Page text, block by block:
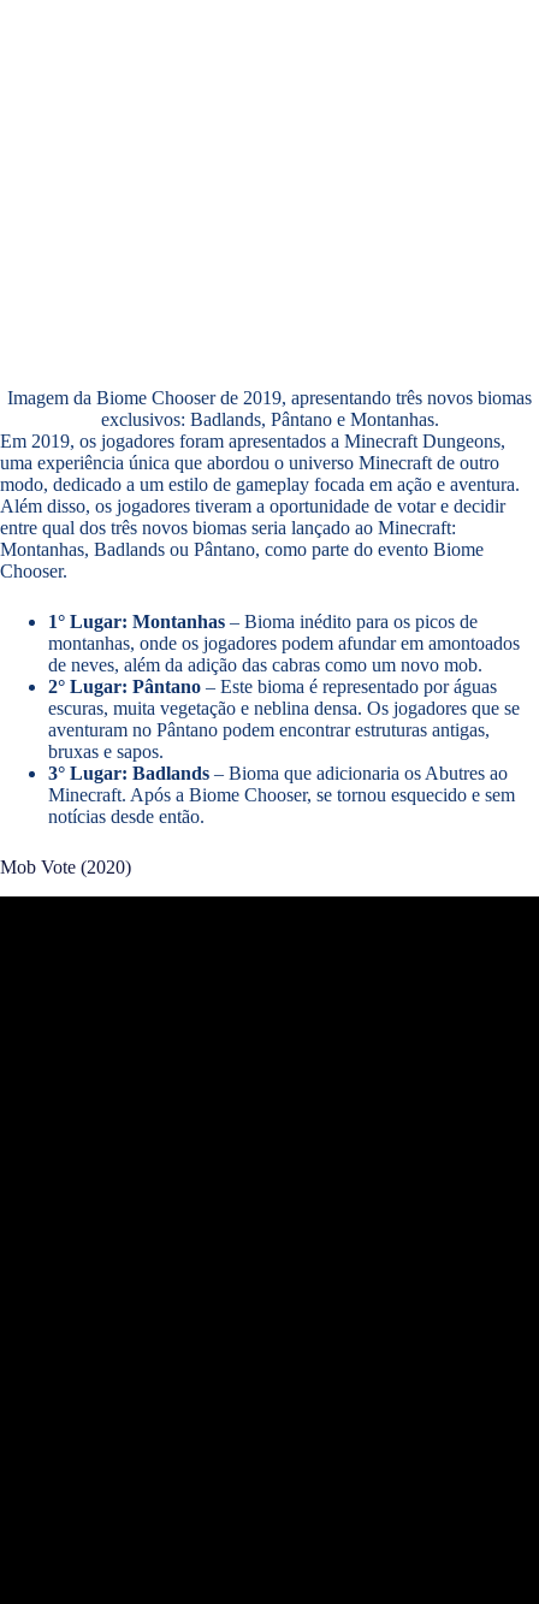
Imagem da Biome Chooser de 2019, apresentando três novos biomas
exclusivos: Badlands, Pântano e Montanhas.
Em 2019, os jogadores foram apresentados a Minecraft Dungeons,
uma experiência única que abordou o universo Minecraft de outro
modo, dedicado a um estilo de gameplay focada em ação e aventura.
Além disso, os jogadores tiveram a oportunidade de votar e decidir
entre qual dos três novos biomas seria lançado ao Minecraft:
Montanhas, Badlands ou Pântano, como parte do evento Biome
Chooser.
1° Lugar: Montanhas – Bioma inédito para os picos de
montanhas, onde os jogadores podem afundar em amontoados
de neves, além da adição das cabras como um novo mob.
2° Lugar: Pântano – Este bioma é representado por águas
escuras, muita vegetação e neblina densa. Os jogadores que se
aventuram no Pântano podem encontrar estruturas antigas,
bruxas e sapos.
3° Lugar: Badlands – Bioma que adicionaria os Abutres ao
Minecraft. Após a Biome Chooser, se tornou esquecido e sem
notícias desde então.
Mob Vote (2020)